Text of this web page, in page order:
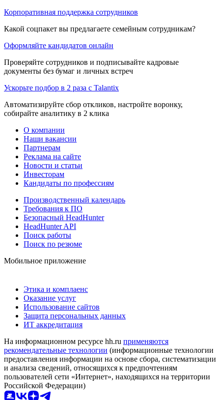
Корпоративная поддержка сотрудников
Какой соцпакет вы предлагаете семейным сотрудникам?
Оформляйте кандидатов онлайн
Проверяйте сотрудников и подписывайте кадровые
документы без бумаг и личных встреч
Ускорьте подбор в 2 раза с Talantix
Автоматизируйте сбор откликов, настройте воронку,
собирайте аналитику в 2 клика
О компании
Наши вакансии
Партнерам
Реклама на сайте
Новости и статьи
Инвесторам
Кандидаты по профессиям
Производственный календарь
Требования к ПО
Безопасный HeadHunter
HeadHunter API
Поиск работы
Поиск по резюме
Мобильное приложение
Этика и комплаенс
Оказание услуг
Использование сайтов
Защита персональных данных
ИТ аккредитация
На информационном ресурсе hh.ru применяются
рекомендательные технологии (информационные технологии
предоставления информации на основе сбора, систематизации
и анализа сведений, относящихся к предпочтениям
пользователей сети «Интернет», находящихся на территории
Российской Федерации)